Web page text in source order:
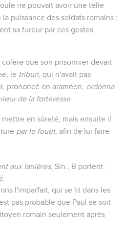
ne pouvait avoir une telle
puissance des soldats romains ;
sa fureur par ces gestes
que son prisonnier devait
le tribun , qui n'avait pas
prononcé en araméen, ordonna
de la forteresse.
en sûreté, mais ensuite il
par le fouet, afin de lui faire
aux lanières, Sin., B portent :
.
l'imparfait, qui se lit dans les
pas probable que Paul se soit
romain seulement après